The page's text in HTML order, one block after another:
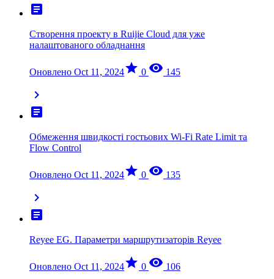
article
Створення проекту в Ruijie Cloud для уже
налаштованого обладнання
Оновлено Oct 11, 2024star 0 visibility 145
chevron_right
article
Обмеження швидкості гостьових Wi-Fi Rate Limit та
Flow Control
Оновлено Oct 11, 2024star 0 visibility 135
chevron_right
article
Reyee EG. Параметри маршрутизаторів Reyee
Оновлено Oct 11, 2024star 0 visibility 106